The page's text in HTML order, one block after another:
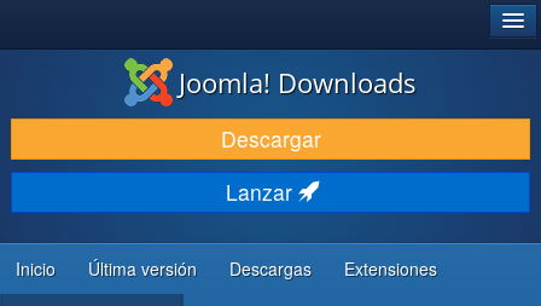
DESCARGAR
DESCUBRE Y APRENDE
COMUNIDAD Y AYUDA
RECURSOS PARA DESARROLLADORES
Joomla! Downloads
Descargar
Lanzar
Inicio Última versión Descargas Extensiones